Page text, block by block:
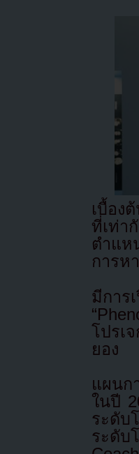
เบื้อง
ที่เท่
ตำแห
การห
มีการ
โปรเ
ยอง
แผนก
ในปี
ระดับ
ระดับ